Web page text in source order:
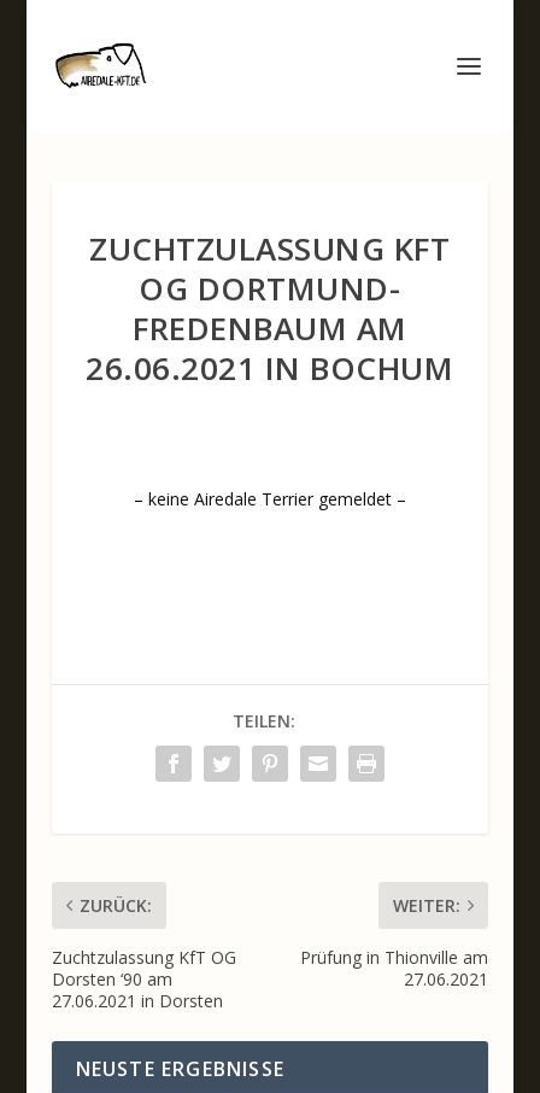
ZUCHTZULASSUNG KFT
OG DORTMUND-
FREDENBAUM AM
26.06.2021 IN BOCHUM
– keine Airedale Terrier gemeldet –
TEILEN:
ZURÜCK:
Zuchtzulassung KfT OG
Dorsten ‘90 am
27.06.2021 in Dorsten
WEITER:
Prüfung in Thionville am
27.06.2021
NEUSTE ERGEBNISSE